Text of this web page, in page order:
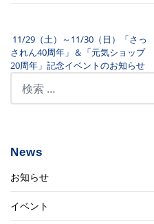
投稿ナビゲーション
11/29（土）～11/30（日）「さっ
されん40周年」＆「元気ショップ
20周年」記念イベントのお知らせ
News
お知らせ
イベント